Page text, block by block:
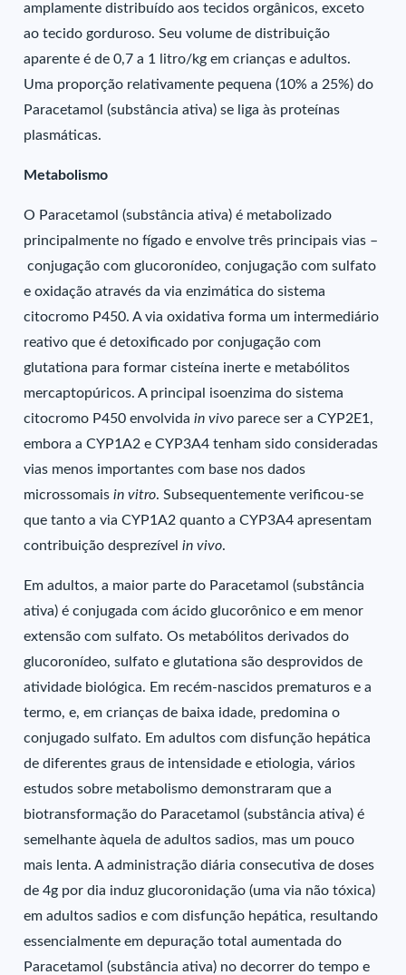
amplamente distribuído aos tecidos orgânicos, exceto
ao tecido gorduroso. Seu volume de distribuição
aparente é de 0,7 a 1 litro/kg em crianças e adultos.
Uma proporção relativamente pequena (10% a 25%) do
Paracetamol (substância ativa) se liga às proteínas
plasmáticas.
Metabolismo
O Paracetamol (substância ativa) é metabolizado
principalmente no fígado e envolve três principais vias –
conjugação com glucoronídeo, conjugação com sulfato
e oxidação através da via enzimática do sistema
citocromo P450. A via oxidativa forma um intermediário
reativo que é detoxificado por conjugação com
glutationa para formar cisteína inerte e metabólitos
mercaptopúricos. A principal isoenzima do sistema
citocromo P450 envolvida in vivo parece ser a CYP2E1,
embora a CYP1A2 e CYP3A4 tenham sido consideradas
vias menos importantes com base nos dados
microssomaisin vitro. Subsequentemente verificou-se
que tanto a via CYP1A2 quanto a CYP3A4 apresentam
contribuição desprezívelin vivo.
Em adultos, a maior parte do Paracetamol (substância
ativa) é conjugada com ácido glucorônico e em menor
extensão com sulfato. Os metabólitos derivados do
glucoronídeo, sulfato e glutationa são desprovidos de
atividade biológica. Em recém-nascidos prematuros e a
termo, e, em crianças de baixa idade, predomina o
conjugado sulfato. Em adultos com disfunção hepática
de diferentes graus de intensidade e etiologia, vários
estudos sobre metabolismo demonstraram que a
biotransformação do Paracetamol (substância ativa) é
semelhante àquela de adultos sadios, mas um pouco
mais lenta. A administração diária consecutiva de doses
de 4g por dia induz glucoronidação (uma via não tóxica)
em adultos sadios e com disfunção hepática, resultando
essencialmente em depuração total aumentada do
Paracetamol (substância ativa) no decorrer do tempo e